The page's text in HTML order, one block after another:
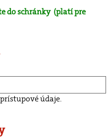
do schránky (platí pre
údaje.